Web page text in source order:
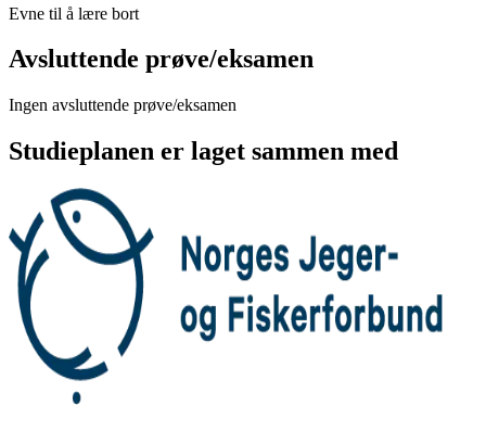
Evne til å lære bort
Avsluttende prøve/eksamen
Ingen avsluttende prøve/eksamen
Studieplanen er laget sammen med